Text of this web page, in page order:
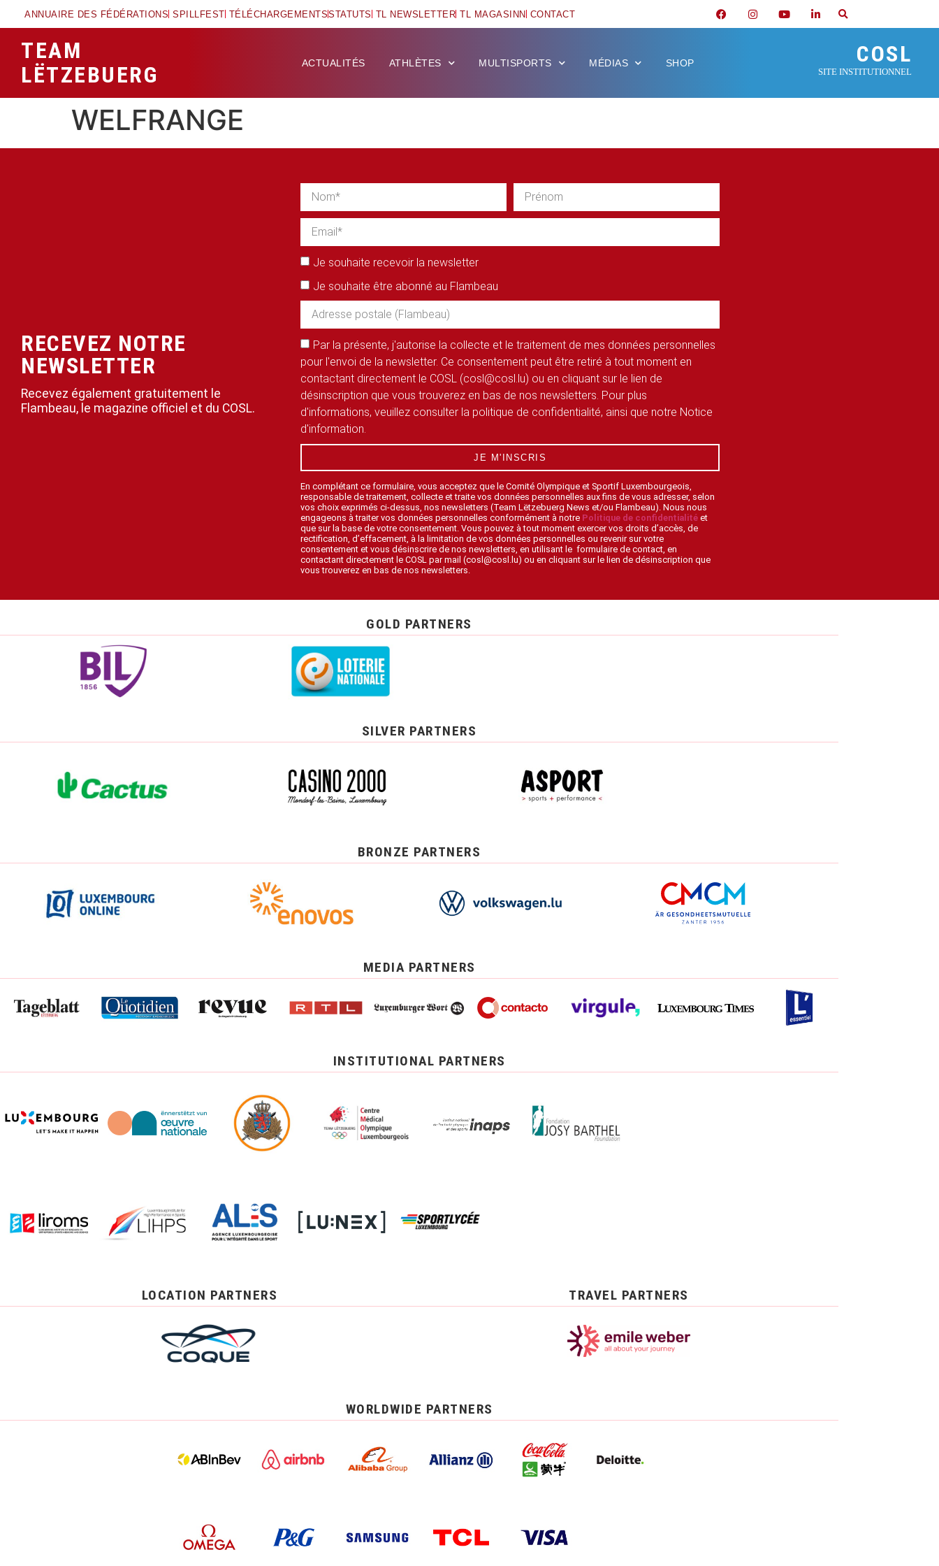
ANNUAIRE DES FÉDÉRATIONS SPILLFEST TÉLÉCHARGEMENTSSTATUTS TL NEWSLETTER TL MAGASINN CONTACT
TEAM
LËTZEBUERG
ACTUALITÉS ATHLÈTES MULTISPORTS MÉDIAS SHOP COSL
SITE INSTITUTIONNEL
WELFRANGE
RECEVEZ NOTRE
NEWSLETTER
Recevez également gratuitement le
Flambeau, le magazine officiel et du COSL.
Je souhaite recevoir la newsletter
Je souhaite être abonné au Flambeau
Par la présente, j'autorise la collecte et le traitement de mes données personnelles
pour l'envoi de la newsletter. Ce consentement peut être retiré à tout moment en
contactant directement le COSL (cosl@cosl.lu) ou en cliquant sur le lien de
désinscription que vous trouverez en bas de nos newsletters. Pour plus
d'informations, veuillez consulter la politique de confidentialité, ainsi que notre Notice
d'information.
JE M'INSCRIS
En complétant ce formulaire, vous acceptez que le Comité Olympique et Sportif Luxembourgeois,
responsable de traitement, collecte et traite vos données personnelles aux fins de vous adresser, selon
vos choix exprimés ci-dessus, nos newsletters (Team Lëtzebuerg News et/ou Flambeau). Nous nous
engageons à traiter vos données personnelles conformément à notre Politique de confidentialité et
que sur la base de votre consentement. Vous pouvez à tout moment exercer vos droits d’accès, de
rectification, d’effacement, à la limitation de vos données personnelles ou revenir sur votre
consentement et vous désinscrire de nos newsletters, en utilisant le formulaire de contact, en
contactant directement le COSL par mail (cosl@cosl.lu) ou en cliquant sur le lien de désinscription que
vous trouverez en bas de nos newsletters.
GOLD PARTNERS
SILVER PARTNERS
BRONZE PARTNERS
MEDIA PARTNERS
INSTITUTIONAL PARTNERS
LOCATION PARTNERS TRAVEL PARTNERS
WORLDWIDE PARTNERS